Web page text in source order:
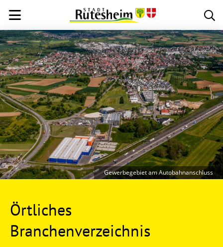
Örtliches
Branchenverzeichnis
Gewerbegebiet am Autobahnanschluss